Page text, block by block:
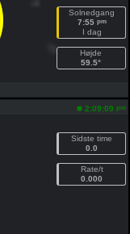
Solnedgang
7:55 pm
I dag
Højde
59.5°
2:09:09 pm
Sidste time
0.0
Rate/t
0.000